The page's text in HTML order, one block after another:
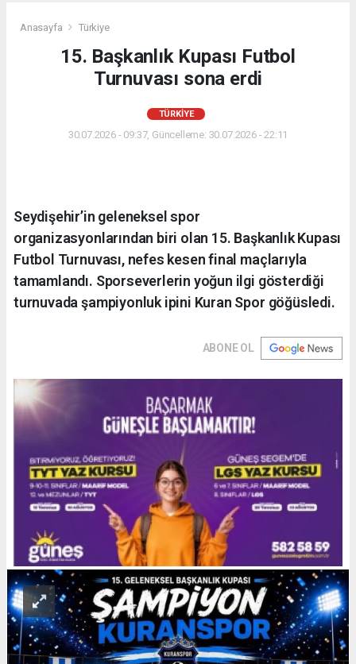
Anasayfa Türkiye
15. Başkanlık Kupası Futbol
Turnuvası sona erdi
TÜRKIYE
30.07.2026 - 09:37, Güncelleme: 30.07.2026 - 22:11
Seydişehir’in geleneksel spor
organizasyonlarından biri olan 15. Başkanlık Kupası
Futbol Turnuvası, nefes kesen final maçlarıyla
tamamlandı. Sporseverlerin yoğun ilgi gösterdiği
turnuvada şampiyonluk ipini Kuran Spor göğüsledi.
ABONE OL